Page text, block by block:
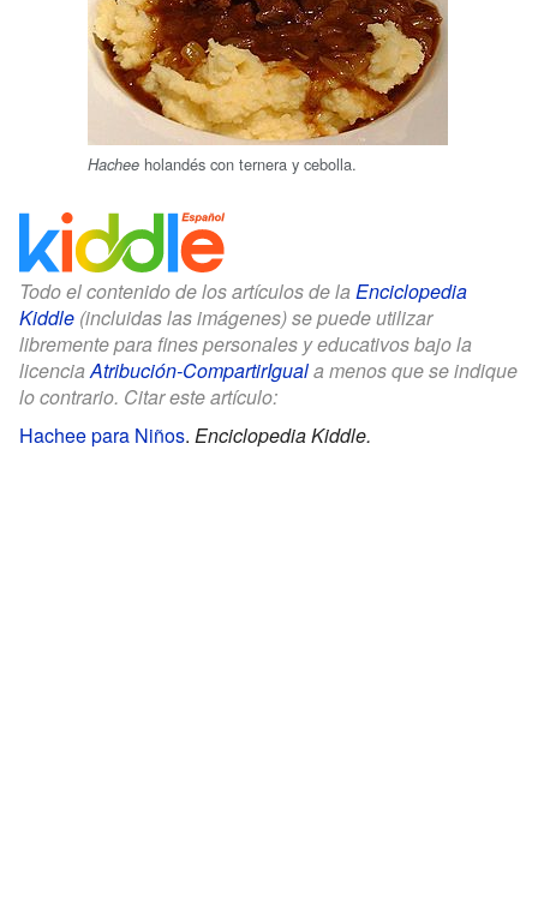
Hachee holandés con ternera y cebolla.
Todo el contenido de los artículos de la Enciclopedia
Kiddle (incluidas las imágenes) se puede utilizar
libremente para fines personales y educativos bajo la
licenciaAtribución-CompartirIguala menos que se indique
lo contrario. Citar este artículo:
Hachee para Niños. Enciclopedia Kiddle.